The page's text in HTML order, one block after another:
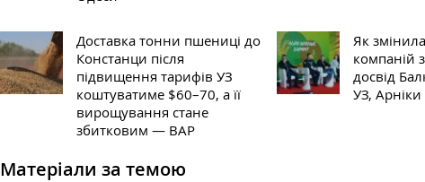
Доставка тонни пшениці до
Констанци після
підвищення тарифів УЗ
коштуватиме $60–70, а її
вирощування стане
збитковим — ВАР
Як
компаній
досвід
УЗ,
Матеріали за темою